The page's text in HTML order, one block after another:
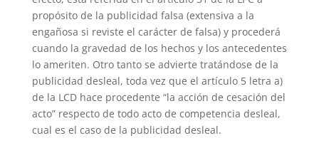
propósito de la publicidad falsa (extensiva a la
engañosa si reviste el carácter de falsa) y procederá
cuando la gravedad de los hechos y los antecedentes
lo ameriten. Otro tanto se advierte tratándose de la
publicidad desleal, toda vez que el artículo 5 letra a)
de la LCD hace procedente “la acción de cesación del
acto” respecto de todo acto de competencia desleal,
cual es el caso de la publicidad desleal.